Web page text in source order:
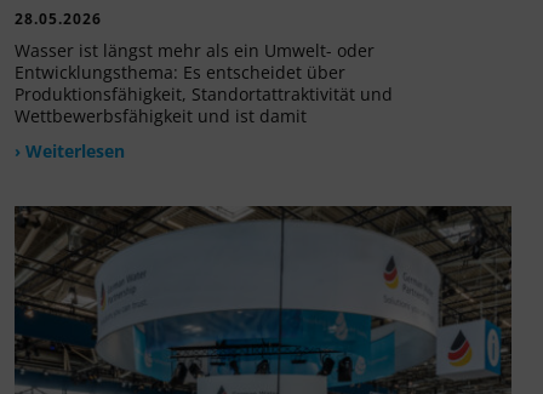
28.05.2026
Wasser ist längst mehr als ein Umwelt- oder
Entwicklungsthema: Es entscheidet über
Produktionsfähigkeit, Standortattraktivität und
Wettbewerbsfähigkeit und ist damit
› Weiterlesen